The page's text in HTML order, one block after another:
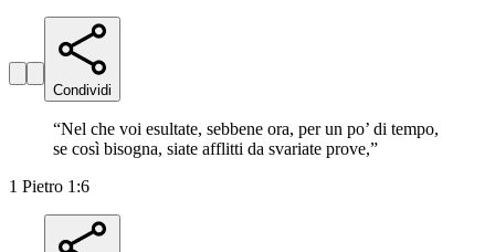
Condividi
“Nel che voi esultate, sebbene ora, per un po’ di tempo,
se così bisogna, siate afflitti da svariate prove,”
1 Pietro 1:6